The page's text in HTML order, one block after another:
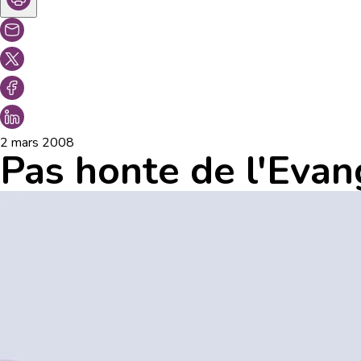
2 mars 2008
Pas honte de